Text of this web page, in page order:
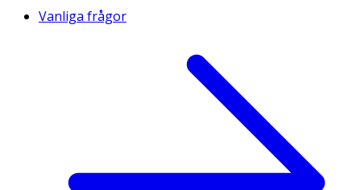
Vanliga frågor